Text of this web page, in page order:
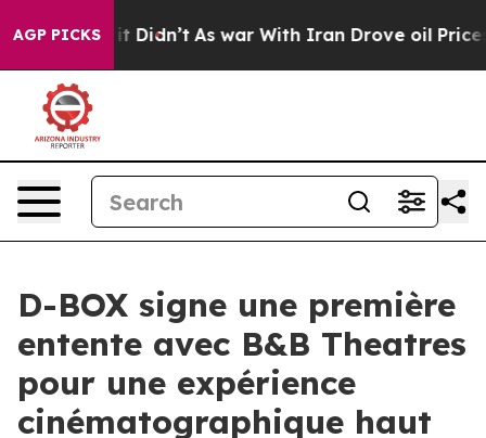
AGP PICKS
it Didn’t As war With Iran Drove oil Prices
D-BOX signe une première
entente avec B&B Theatres
pour une expérience
cinématographique haut